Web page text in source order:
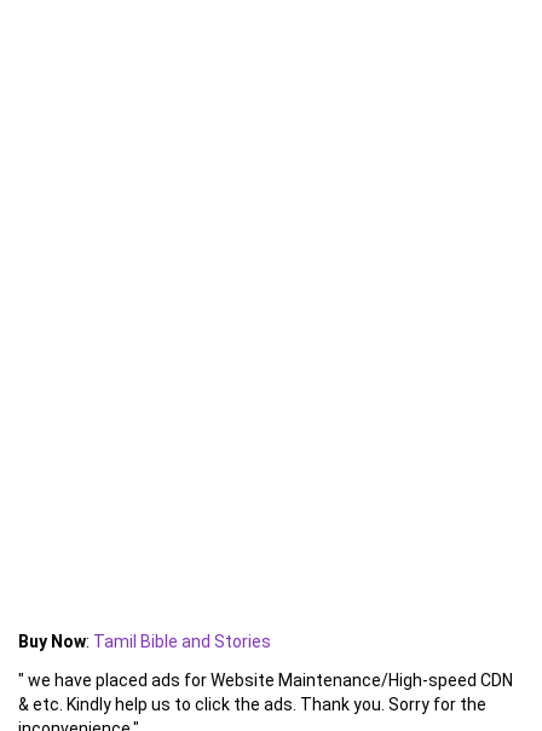
Buy Now: Tamil Bible and Stories
" we have placed ads for Website Maintenance/High-speed CDN
& etc. Kindly help us to click the ads. Thank you. Sorry for the